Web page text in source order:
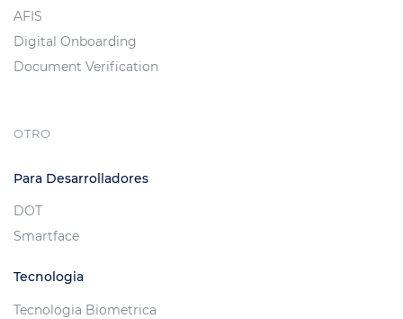
AFIS
Digital Onboarding
Document Verification
OTRO
Para Desarrolladores
DOT
Smartface
Tecnologia
Tecnologia Biometrica